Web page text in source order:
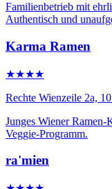
Familienbetrieb mit
Authentisch und
Karma Ramen
★★★★
Rechte Wienzeile 2a,
Junges Wiener
Veggie-Programm.
ra'mien